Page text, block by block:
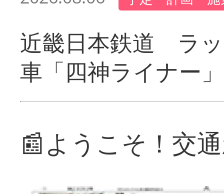
近畿日本鉄道 ラ
車「四神ライナー
📰ようこそ！交